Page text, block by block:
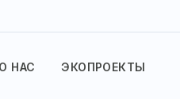
О НАС ЭКОПРОЕКТЫ